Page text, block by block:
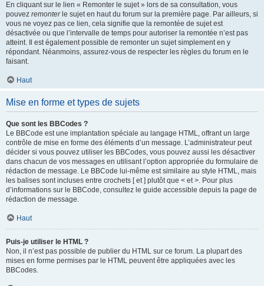
En cliquant sur le lien « Remonter le sujet » lors de sa consultation, vous
pouvez remonterle sujet en haut du forum sur la première page. Par ailleurs, si
vous ne voyez pas ce lien, cela signifie que la remontée de sujet est
désactivée ou que l’intervalle de temps pour autoriser la remontée n’est pas
atteint. Il est également possible de remonter un sujet simplement en y
répondant. Néanmoins, assurez-vous de respecter les règles du forum en le
faisant.
Haut
Mise en forme et types de sujets
Que sont les BBCodes ?
Le BBCode est une implantation spéciale au langage HTML, offrant un large
contrôle de mise en forme des éléments d’un message. L’administrateur peut
décider si vous pouvez utiliser les BBCodes, vous pouvez aussi les désactiver
dans chacun de vos messages en utilisant l’option appropriée du formulaire de
rédaction de message. Le BBCode lui-même est similaire au style HTML, mais
les balises sont incluses entre crochets [ et ] plutôt que < et >. Pour plus
d’informations sur le BBCode, consultez le guide accessible depuis la page de
rédaction de message.
Haut
Puis-je utiliser le HTML ?
Non, il n’est pas possible de publier du HTML sur ce forum. La plupart des
mises en forme permises par le HTML peuvent être appliquées avec les
BBCodes.